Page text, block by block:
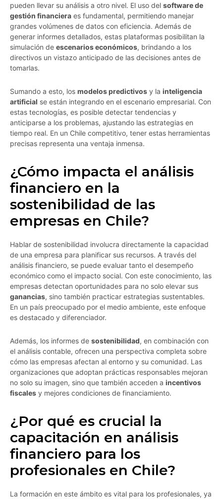
pueden llevar su análisis a otro nivel. El uso del software de
gestión financiera es fundamental, permitiendo manejar
grandes volúmenes de datos con eficiencia. Además de
generar informes detallados, estas plataformas posibilitan la
simulación de escenarios económicos, brindando a los
directivos un vistazo anticipado de las decisiones antes de
tomarlas.
Sumando a esto, los modelos predictivos y la inteligencia
artificial se están integrando en el escenario empresarial. Con
estas tecnologías, es posible detectar tendencias y
anticiparse a los problemas, ajustando las estrategias en
tiempo real. En un Chile competitivo, tener estas herramientas
precisas representa una ventaja inmensa.
¿Cómo impacta el análisis
financiero en la
sostenibilidad de las
empresas en Chile?
Hablar de sostenibilidad involucra directamente la capacidad
de una empresa para planificar sus recursos. A través del
análisis financiero, se puede evaluar tanto el desempeño
económico como el impacto social. Con este conocimiento, las
empresas detectan oportunidades para no solo elevar sus
ganancias, sino también practicar estrategias sustentables.
En un país preocupado por el medio ambiente, este enfoque
es destacado y diferenciador.
Además, los informes de sostenibilidad, en combinación con
el análisis contable, ofrecen una perspectiva completa sobre
cómo las empresas afectan al entorno y su comunidad. Las
organizaciones que adoptan prácticas responsables mejoran
no solo su imagen, sino que también acceden a incentivos
fiscales y mejores condiciones de financiamiento.
¿Por qué es crucial la
capacitación en análisis
financiero para los
profesionales en Chile?
La formación en este ámbito es vital para los profesionales, ya